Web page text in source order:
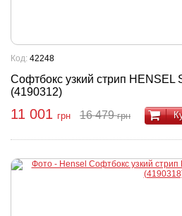
Софтбокс узкий стрип HENSEL
(4190312)
Код: 42248
11 001 грн 16 479грн